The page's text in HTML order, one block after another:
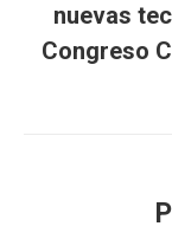
nuevas
Congreso